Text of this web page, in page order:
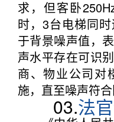
求，但客卧
时，3台电梯同
于背景噪声值，
声水平存在可识
商、物业公司对
施，直至噪声符合
03.法官